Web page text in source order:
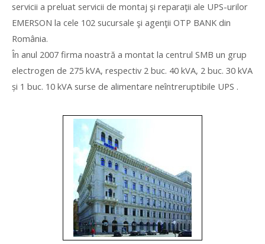
servicii a preluat servicii de montaj şi reparaţii ale UPS-urilor
EMERSON la cele 102 sucursale şi agenţii OTP BANK din
România.
În anul 2007 firma noastră a montat la centrul SMB un grup
electrogen de 275 kVA, respectiv 2 buc. 40 kVA, 2 buc. 30 kVA
și 1 buc. 10 kVA surse de alimentare neîntreruptibile UPS .